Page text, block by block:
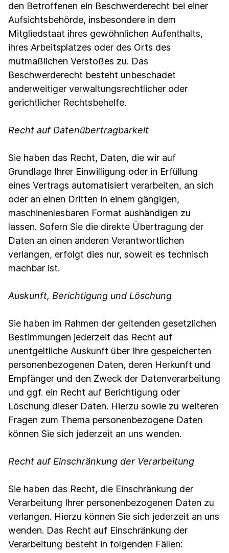
den Betroffenen ein Beschwerderecht bei einer
Aufsichtsbehörde, insbesondere in dem
Mitgliedstaat ihres gewöhnlichen Aufenthalts,
ihres Arbeitsplatzes oder des Orts des
mutmaßlichen Verstoßes zu. Das
Beschwerderecht besteht unbeschadet
anderweitiger verwaltungsrechtlicher oder
gerichtlicher Rechtsbehelfe.
Recht auf Daten­übertrag­barkeit
Sie haben das Recht, Daten, die wir auf
Grundlage Ihrer Einwilligung oder in Erfüllung
eines Vertrags automatisiert verarbeiten, an sich
oder an einen Dritten in einem gängigen,
maschinenlesbaren Format aushändigen zu
lassen. Sofern Sie die direkte Übertragung der
Daten an einen anderen Verantwortlichen
verlangen, erfolgt dies nur, soweit es technisch
machbar ist.
Auskunft, Berichtigung und Löschung
Sie haben im Rahmen der geltenden gesetzlichen
Bestimmungen jederzeit das Recht auf
unentgeltliche Auskunft über Ihre gespeicherten
personenbezogenen Daten, deren Herkunft und
Empfänger und den Zweck der Datenverarbeitung
und ggf. ein Recht auf Berichtigung oder
Löschung dieser Daten. Hierzu sowie zu weiteren
Fragen zum Thema personenbezogene Daten
können Sie sich jederzeit an uns wenden.
Recht auf Einschränkung der Verarbeitung
Sie haben das Recht, die Einschränkung der
Verarbeitung Ihrer personenbezogenen Daten zu
verlangen. Hierzu können Sie sich jederzeit an uns
wenden. Das Recht auf Einschränkung der
Verarbeitung besteht in folgenden Fällen: